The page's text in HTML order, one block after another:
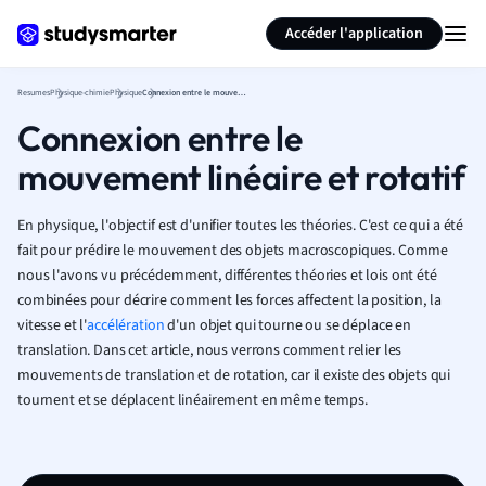
Accéder l'application
ResumesPhysique-chimiePhysique Connexion entre le mouvement linéaire et rotatif
Connexion entre le
mouvement linéaire et rotatif
En physique, l'objectif est d'unifier toutes les théories. C'est ce qui a été
fait pour prédire le mouvement des objets macroscopiques. Comme
nous l'avons vu précédemment, différentes théories et lois ont été
combinées pour décrire comment les forces affectent la position, la
vitesse et l'accélérationd'un objet qui tourne ou se déplace en
translation. Dans cet article, nous verrons comment relier les
mouvements de translation et de rotation, car il existe des objets qui
tournent et se déplacent linéairement en même temps.
Résumer la page